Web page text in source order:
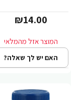
₪14.00
האם יש לך שאלה?